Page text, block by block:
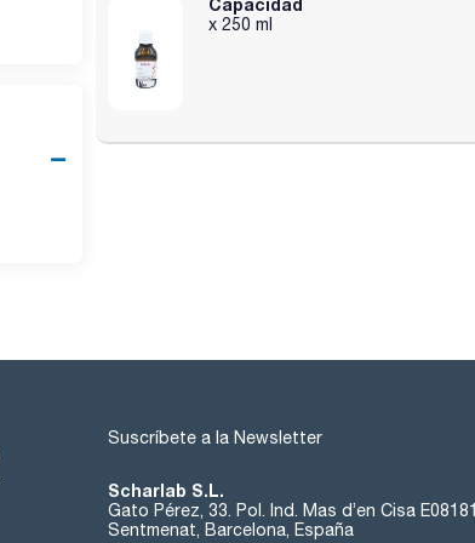
Capacidad
x 250 ml
Suscríbete a la Newsletter
Scharlab S.L.
Gato Pérez, 33. Pol. Ind. Mas d’en Cisa E08181
Sentmenat, Barcelona, España